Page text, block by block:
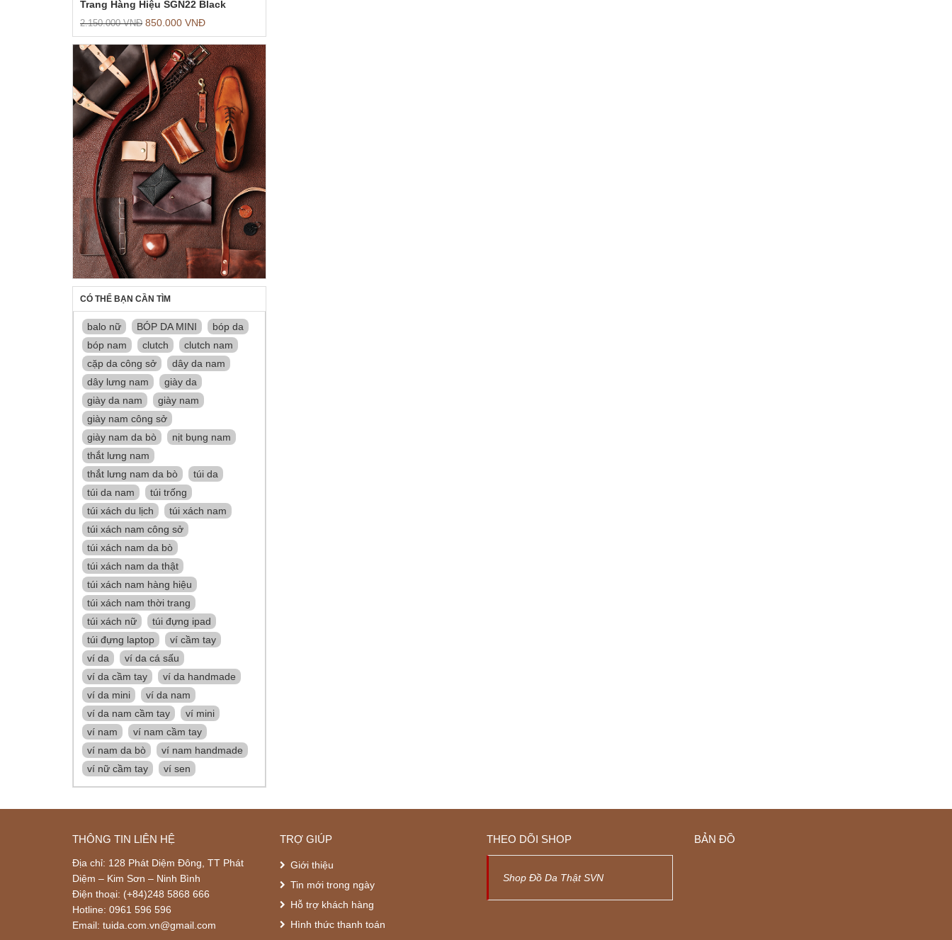
Trang Hàng Hiệu SGN22 Black
2.150.000VNĐ 850.000 VNĐ
CÓ THỂ BẠN CẦN TÌM
balo nữ BÓP DA MINI
bóp da
bóp nam
clutch
clutch nam
cặp da công sở
dây da nam
dây lưng nam
giày da
giày da nam
giày nam
giày nam công sở
giày nam da bò
nịt bụng nam
thắt lưng nam
thắt lưng nam da bò
túi da
túi da nam
túi trống
túi xách du lịch
túi xách nam
túi xách nam công sở
túi xách nam da bò
túi xách nam da thật
túi xách nam hàng hiệu
túi xách nam thời trang
túi xách nữ
túi đựng ipad
túi đựng laptop
ví cầm tay
ví da
ví da cá sấu
ví da cầm tay
ví da handmade
ví da mini
ví da nam
ví da nam cầm tay
ví mini
ví nam
ví nam cầm tay
ví nam da bò
ví nam handmade
ví nữ cầm tay
ví sen
THÔNG TIN LIÊN HỆ
Địa chỉ: 128 Phát Diệm Đông, TT Phát
Diệm – Kim Sơn – Ninh Bình
Điện thoại: (+84)248 5868 666
Hotline: 0961 596 596
Email: tuida.com.vn@gmail.com
TRỢ GIÚP
Giới thiệu
Tin mới trong ngày
Hỗ trợ khách hàng
Hình thức thanh toán
THEO DÕI SHOP
Shop Đồ Da Thật SVN
BẢN ĐỒ